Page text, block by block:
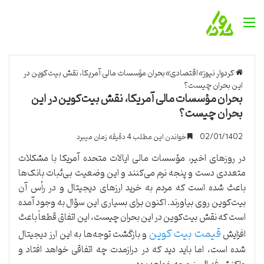
منو
کردوار نیوز»اقتصادی»بحران مؤسسات مالی آمریکا، نقش بیت‌کوین در
این بحران چیست؟
بحران مؤسسات مالی آمریکا، نقش بیت‌کوین در این
بحران چیست؟
02/01/1402 خواندن این مطلب 4 دقیقه زمان میبرد
در روزهای اخیر، مؤسسات مالی ایالات متحده آمریکا با مشکلات
متعددی دست و پنجه نرم می‌کنند و این وضعیت بی‌ثبات بانک‌ها
باعث شده است که مردم به خرید ارزهای دیجیتال و در رأس آن
بیت‌کوین روی بیاورند. اکنون برای بسیاری این سؤال به وجود آمده
است که نقش بیت‌کوین در این بحران چیست، این اتفاق قطعاً باعث
افزایشقیمت بیت کوینو بازگشت توجه‌ها به این ارز دیجیتال
شده است، اما باید دید که در دراز‌مدت چه اتفاقی خواهد افتاد و